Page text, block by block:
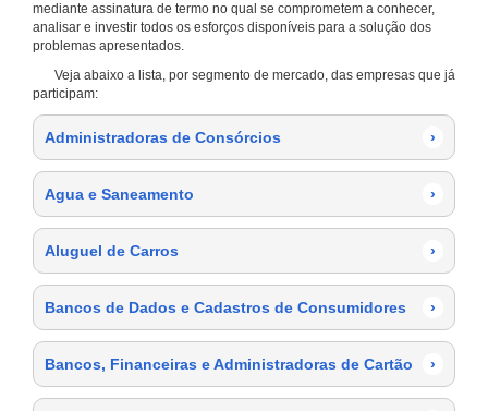
mediante assinatura de termo no qual se comprometem a conhecer,
analisar e investir todos os esforços disponíveis para a solução dos
problemas apresentados.
Veja abaixo a lista, por segmento de mercado, das empresas que já
participam:
Administradoras de Consórcios ›
Agua e Saneamento ›
Aluguel de Carros ›
Bancos de Dados e Cadastros de Consumidores ›
Bancos, Financeiras e Administradoras de Cartão ›